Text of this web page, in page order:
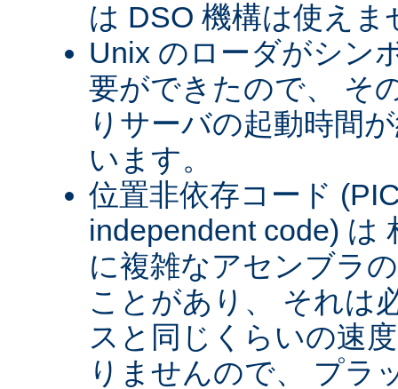
は DSO 機構は使えま
Unix のローダがシン
要ができたので、 そ
りサーバの起動時間
います。
位置非依存コード
independent code) は
に複雑なアセンブラ
ことがあり、 それは
スと同じくらいの速
りませんので、 プラ